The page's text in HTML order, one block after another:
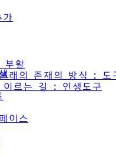
부활
래의 존재의 방식 : 도
르는 길 : 인생도구
이스